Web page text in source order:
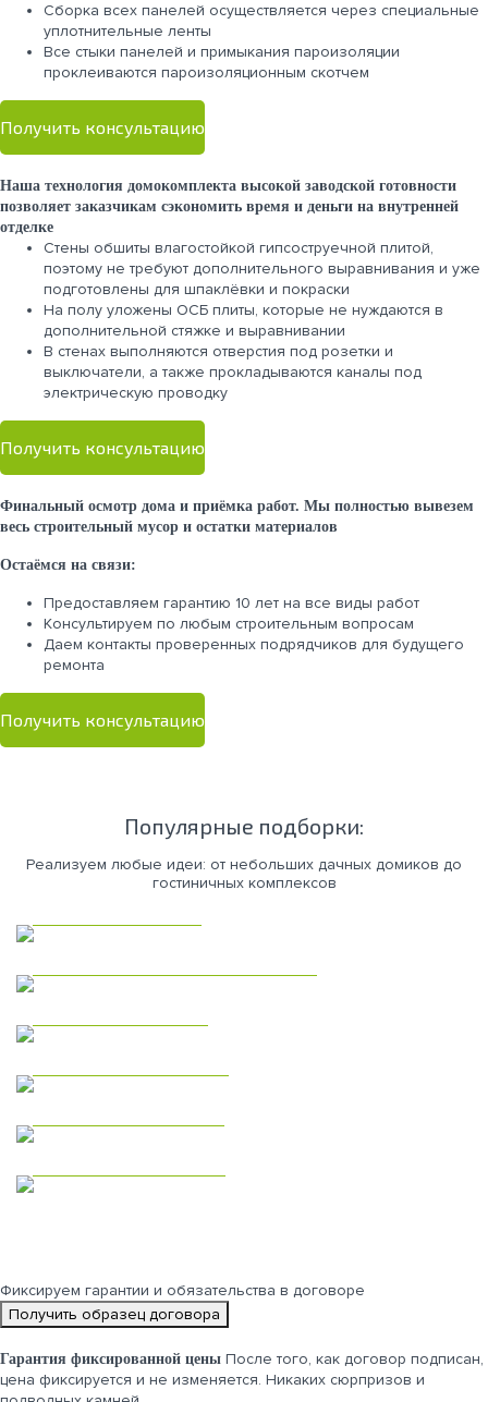
Сборка всех панелей осуществляется через специальные
уплотнительные ленты
Все стыки панелей и примыкания пароизоляции
проклеиваются пароизоляционным скотчем
Получить консультацию
Наша технология домокомплекта высокой заводской готовности
позволяет заказчикам сэкономить время и деньги на внутренней
отделке
Стены обшиты влагостойкой гипсоструечной плитой,
поэтому не требуют дополнительного выравнивания и уже
подготовлены для шпаклёвки и покраски
На полу уложены ОСБ плиты, которые не нуждаются в
дополнительной стяжке и выравнивании
В стенах выполняются отверстия под розетки и
выключатели, а также прокладываются каналы под
электрическую проводку
Получить консультацию
Финальный осмотр дома и приёмка работ. Мы полностью вывезем
весь строительный мусор и остатки материалов
Остаёмся на связи:
Предоставляем гарантию 10 лет на все виды работ
Консультируем по любым строительным вопросам
Даем контакты проверенных подрядчиков для будущего
ремонта
Получить консультацию
Популярные подборки:
Реализуем любые идеи: от небольших дачных домиков до
гостиничных комплексов
Фиксируем гарантии и обязательства в договоре
Получить образец договора
Гарантия фиксированной цены После того, как договор подписан,
цена фиксируется и не изменяется. Никаких сюрпризов и